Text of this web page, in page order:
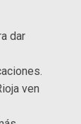
dar
ven